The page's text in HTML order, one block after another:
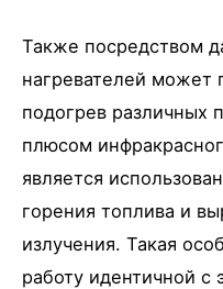
Также посредством
нагревателей может
подогрев различных
плюсом
является
горения топлива и
излучения. Такая
работу идентичной с